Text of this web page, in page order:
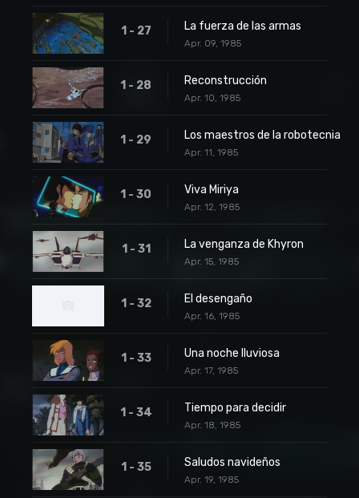
1 - 27 La fuerza de las armas
Apr. 09, 1985
1 - 28 Reconstrucción
Apr. 10, 1985
1 - 29 Los maestros de la robotecnia
Apr. 11, 1985
1 - 30 Viva Miriya
Apr. 12, 1985
1 - 31 La venganza de Khyron
Apr. 15, 1985
1 - 32 El desengaño
Apr. 16, 1985
1 - 33 Una noche lluviosa
Apr. 17, 1985
1 - 34 Tiempo para decidir
Apr. 18, 1985
1 - 35 Saludos navideños
Apr. 19, 1985